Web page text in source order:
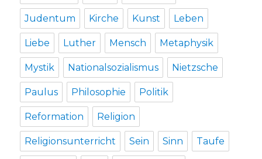
Judentum Kirche Kunst Leben
Liebe Luther Mensch Metaphysik
Mystik Nationalsozialismus Nietzsche
Paulus Philosophie Politik
Reformation Religion
Religionsunterricht Sein Sinn Taufe